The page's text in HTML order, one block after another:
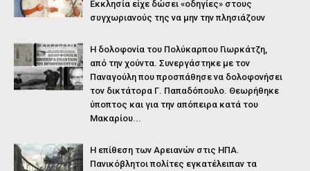
Εκκλησία είχε δώσει «οδηγίες» στους
συγχωριανούς της να μην την πλησιάζουν
Η δολοφονία του Πολύκαρπου Γιωρκάτζη,
από την χούντα. Συνεργάστηκε με τον
Παναγούλη που προσπάθησε να δολοφονήσει
τον δικτάτορα Γ. Παπαδόπουλο. Θεωρήθηκε
ύποπτος και για την απόπειρα κατά του
Μακαρίου...
Η επίθεση των Αρειανών στις ΗΠΑ.
Πανικόβλητοι πολίτες εγκατέλειπαν τα